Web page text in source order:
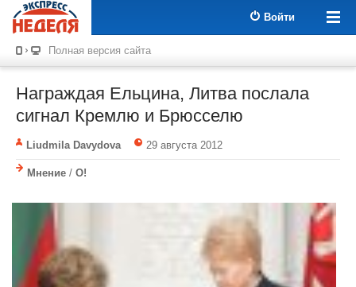
Войти
Полная версия сайта
Награждая Ельцина, Литва послала
сигнал Кремлю и Брюсселю
Liudmila Davydova 29 августа 2012
Мнение / О!